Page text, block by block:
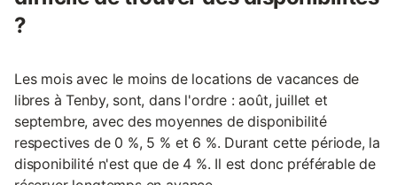
?
Les mois avec le moins de locations de vacances de
libres à Tenby, sont, dans l'ordre : août, juillet et
septembre, avec des moyennes de disponibilité
respectives de 0 %, 5 % et 6 %. Durant cette période, la
disponibilité n'est que de 4 %. Il est donc préférable de